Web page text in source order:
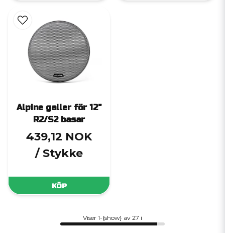
Alpine galler för 12"
R2/S2 basar
439,12 NOK
/ Stykke
KÖP
Viser 1-{show} av 27 i